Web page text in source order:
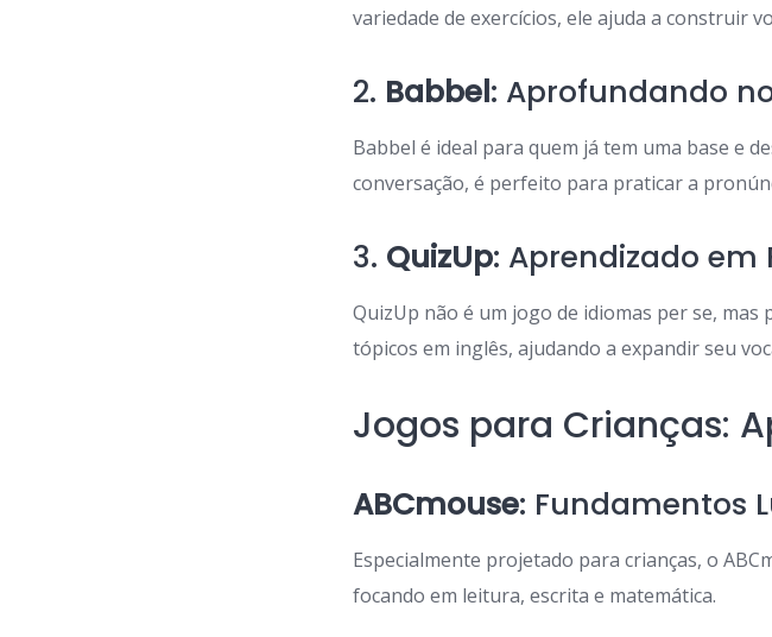
variedade de exercícios, ele ajuda a construir
2. Babbel: Aprofundando
Babbel é ideal para quem já tem uma base e
conversação, é perfeito para praticar a
3. QuizUp: Aprendizado em
QuizUp não é um jogo de idiomas per se,
tópicos em inglês, ajudando a expandir seu
Jogos para Crianças:
ABCmouse: Fundamentos
Especialmente projetado para crianças, o
focando em leitura, escrita e matemática.